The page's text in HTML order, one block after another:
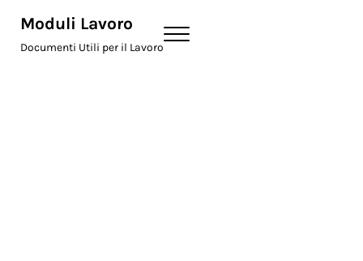
Moduli Lavoro
Documenti Utili per il Lavoro
Menu